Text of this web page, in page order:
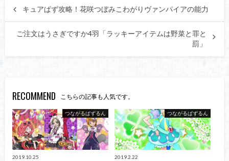
キュアぱず攻略！花咲つぼみこわがりヴァンパイアの能力
ご注文はうさぎですか4羽「ラッキーアイテムは野菜と罪と
罰」
RECOMMEND こちらの記事も人気です。
つながるぱずるん
2019.10.25
つながるぱずるん
2019.2.22